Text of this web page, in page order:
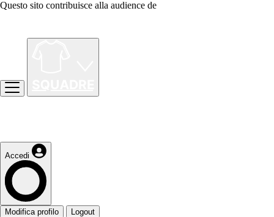
Questo sito contribuisce alla audience de
Accedi
Modifica profilo Logout